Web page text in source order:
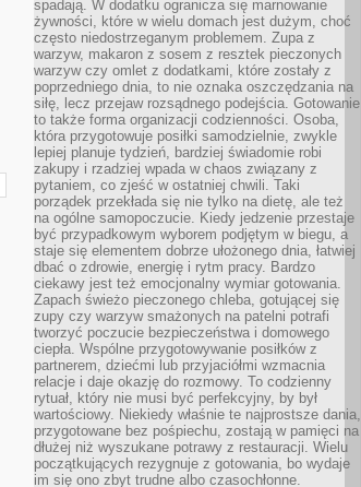
spadają. W dodatku ogranicza się marnowanie
żywności, które w wielu domach jest dużym, choć
często niedostrzeganym problemem. Zupa z
warzyw, makaron z sosem z resztek pieczonych
warzyw czy omlet z dodatkami, które zostały z
poprzedniego dnia, to nie oznaka oszczędzania na
siłę, lecz przejaw rozsądnego podejścia. Gotowanie
to także forma organizacji codzienności. Osoba,
która przygotowuje posiłki samodzielnie, zwykle
lepiej planuje tydzień, bardziej świadomie robi
zakupy i rzadziej wpada w chaos związany z
pytaniem, co zjeść w ostatniej chwili. Taki
porządek przekłada się nie tylko na dietę, ale też
na ogólne samopoczucie. Kiedy jedzenie przestaje
być przypadkowym wyborem podjętym w biegu, a
staje się elementem dobrze ułożonego dnia, łatwiej
dbać o zdrowie, energię i rytm pracy. Bardzo
ciekawy jest też emocjonalny wymiar gotowania.
Zapach świeżo pieczonego chleba, gotującej się
zupy czy warzyw smażonych na patelni potrafi
tworzyć poczucie bezpieczeństwa i domowego
ciepła. Wspólne przygotowywanie posiłków z
partnerem, dziećmi lub przyjaciółmi wzmacnia
relacje i daje okazję do rozmowy. To codzienny
rytuał, który nie musi być perfekcyjny, by był
wartościowy. Niekiedy właśnie te najprostsze dania,
przygotowane bez pośpiechu, zostają w pamięci na
dłużej niż wyszukane potrawy z restauracji. Wielu
początkujących rezygnuje z gotowania, bo wydaje
im się ono zbyt trudne albo czasochłonne.